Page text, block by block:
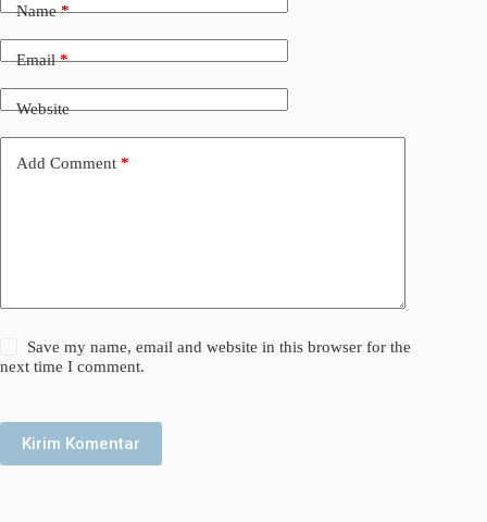
Name*
Email*
Website
Add Comment *
Save my name, email and website in this browser for the
next time I comment.
Kirim Komentar